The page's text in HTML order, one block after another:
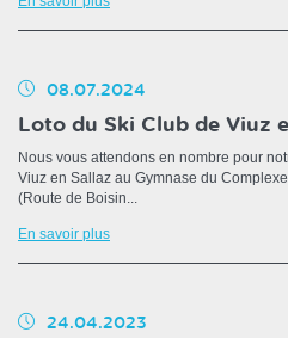
08.07.2024
Loto du Ski Club de Viuz
Nous vous attendons en nombre pour
Viuz en Sallaz au Gymnase du
(Route de Boisin...
En savoir plus
24.04.2023